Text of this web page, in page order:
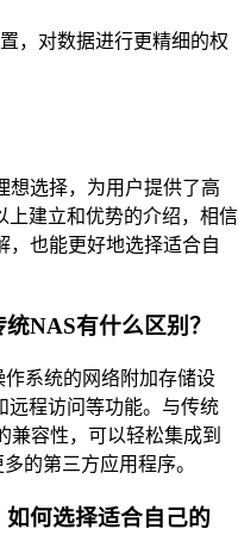
，对数据进行更精细的权
想选择，为用户提供了高
上建立和优势的介绍，相信
，也能更好地选择适合自
NAS有什么区别？
作系统的网络附加存储设
远程访问等功能。与传统
兼容性，可以轻松集成到
的第三方应用程序。
何选择适合自己的